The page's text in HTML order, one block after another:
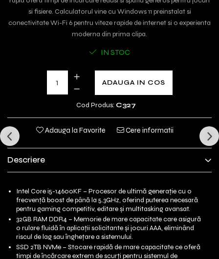
si fisiere. Calculatorul vine cu Windows 11 preinstalat si
conectivitate Wi-Fi 6 pentru viteze rapide de internet si o experienta
moderna din prima clipa.
IN STOC
ADAUGA IN COS
Cod Produs: C327
Adauga la Favorite Cere informatii
Descriere
Intel Core i5-14600KF – Procesor de ultimă generație cu o
frecvență boost de până la 5.3GHz, oferind puterea necesară
pentru gaming competitiv, editare și multitasking avansat.
32GB RAM DDR4 – Memorie de mare capacitate care asigură
o rulare fluidă în aplicații solicitante și jocuri AAA, eliminând
riscul de lag sau înghețare a sistemului.
SSD 2TB NVMe – Stocare rapidă de mare capacitate ce oferă
timpi de încărcare extrem de scurți pentru sistemul de